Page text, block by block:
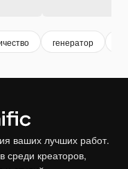
генератор
ваших лучших работ.
среди креаторов,